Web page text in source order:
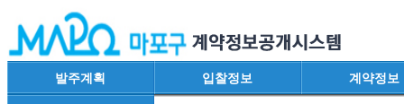
발주계획 입찰정보 계약정보